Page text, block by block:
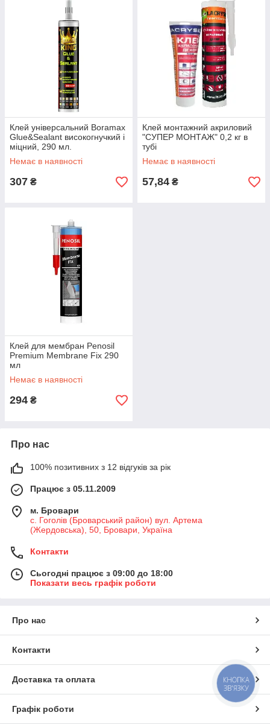
Клей універсальний Boramax
Glue&Sealant високогнучкий і
міцний, 290 мл.
Немає в наявності
307 ₴
Клей монтажний акриловий
"СУПЕР МОНТАЖ" 0,2 кг в
тубі
Немає в наявності
57,84 ₴
Клей для мембран Penosil
Premium Membrane Fix 290
мл
Немає в наявності
294 ₴
Про нас
100% позитивних з 12 відгуків за рік
Працює з 05.11.2009
м. Бровари
с. Гоголів (Броварський район) вул. Артема
(Жердовська), 50, Бровари, Україна
Контакти
Сьогодні працює з 09:00 до 18:00
Показати весь графік роботи
Про нас
Контакти
Доставка та оплата
Графік роботи
КНОПКА
ЗВ'ЯЗКУ